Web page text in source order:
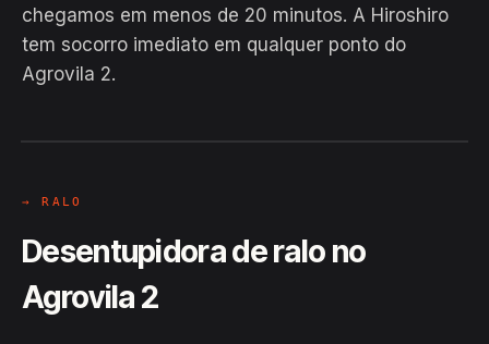
chegamos em menos de 20 minutos. A Hiroshiro
tem socorro imediato em qualquer ponto do
Agrovila 2.
EM CAMPO
→ RALO
Desentupidora de ralo no
Agrovila 2